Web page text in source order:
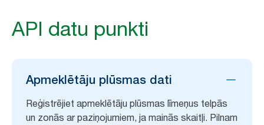
API datu punkti
Apmeklētāju plūsmas dati
Reģistrējiet apmeklētāju plūsmas līmeņus telpās
un zonās ar paziņojumiem, ja mainās skaitļi. Pilnam